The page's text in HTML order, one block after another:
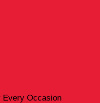
Every Occasion